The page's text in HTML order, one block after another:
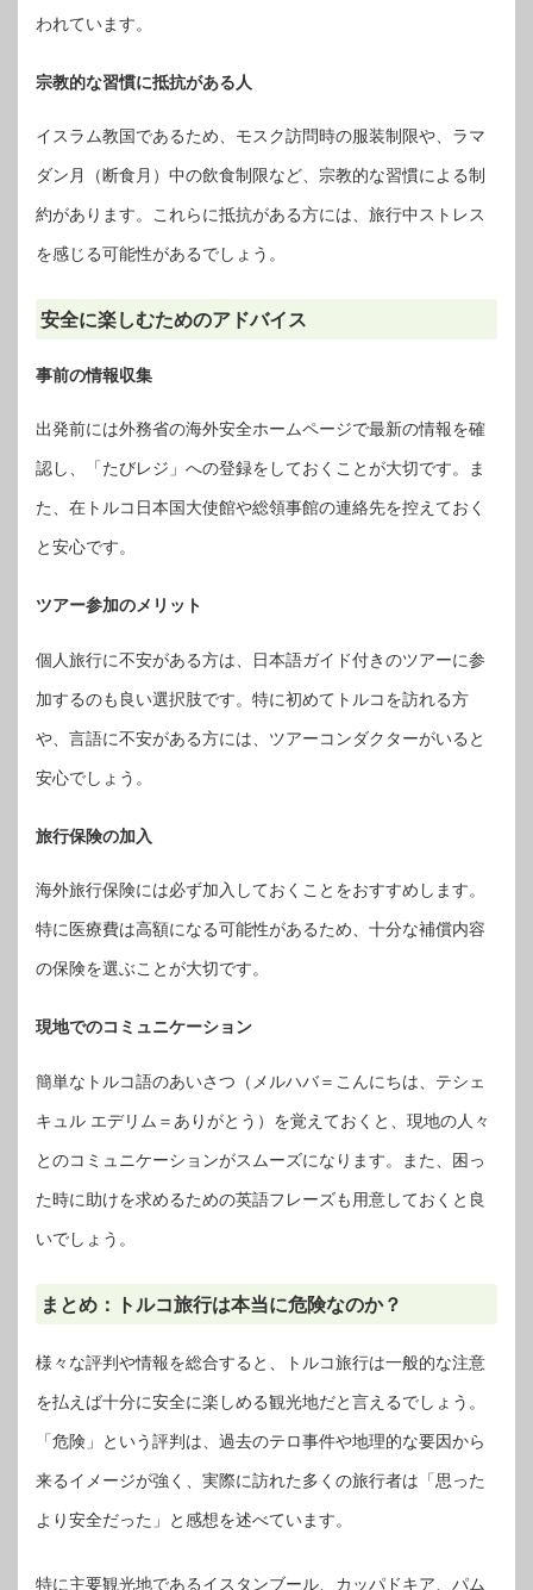
われています。
宗教的な習慣に抵抗がある人
イスラム教国であるため、モスク訪問時の服装制限や、ラマ
ダン月（断食月）中の飲食制限など、宗教的な習慣による制
約があります。これらに抵抗がある方には、旅行中ストレス
を感じる可能性があるでしょう。
安全に楽しむためのアドバイス
事前の情報収集
出発前には外務省の海外安全ホームページで最新の情報を確
認し、「たびレジ」への登録をしておくことが大切です。ま
た、在トルコ日本国大使館や総領事館の連絡先を控えておく
と安心です。
ツアー参加のメリット
個人旅行に不安がある方は、日本語ガイド付きのツアーに参
加するのも良い選択肢です。特に初めてトルコを訪れる方
や、言語に不安がある方には、ツアーコンダクターがいると
安心でしょう。
旅行保険の加入
海外旅行保険には必ず加入しておくことをおすすめします。
特に医療費は高額になる可能性があるため、十分な補償内容
の保険を選ぶことが大切です。
現地でのコミュニケーション
簡単なトルコ語のあいさつ（メルハバ＝こんにちは、テシェ
キュル エデリム＝ありがとう）を覚えておくと、現地の人々
とのコミュニケーションがスムーズになります。また、困っ
た時に助けを求めるための英語フレーズも用意しておくと良
いでしょう。
まとめ：トルコ旅行は本当に危険なのか？
様々な評判や情報を総合すると、トルコ旅行は一般的な注意
を払えば十分に安全に楽しめる観光地だと言えるでしょう。
「危険」という評判は、過去のテロ事件や地理的な要因から
来るイメージが強く、実際に訪れた多くの旅行者は「思った
より安全だった」と感想を述べています。
特に主要観光地であるイスタンブール、カッパドキア、パム